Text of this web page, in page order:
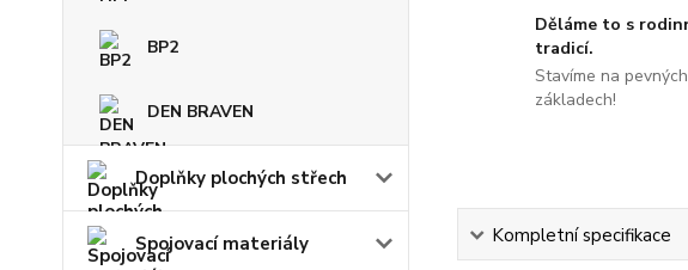
BP2
DEN BRAVEN
Doplňky plochých střech
Spojovací materiály
Děláme to s
tradicí.
Stavíme na pevných
základech!
Kompletní specifikace